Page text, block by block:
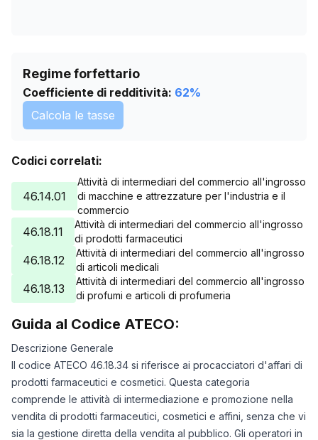
Regime forfettario
Coefficiente di redditività: 62%
Calcola le tasse
Codici correlati:
46.14.01
Attività di intermediari del commercio all'ingrosso
di macchine e attrezzature per l'industria e il
commercio
46.18.11
Attività di intermediari del commercio all'ingrosso
di prodotti farmaceutici
46.18.12
Attività di intermediari del commercio all'ingrosso
di articoli medicali
46.18.13
Attività di intermediari del commercio all'ingrosso
di profumi e articoli di profumeria
Guida al Codice ATECO:
Descrizione Generale
Il codice ATECO 46.18.34 si riferisce ai procacciatori d'affari di
prodotti farmaceutici e cosmetici. Questa categoria
comprende le attività di intermediazione e promozione nella
vendita di prodotti farmaceutici, cosmetici e affini, senza che vi
sia la gestione diretta della vendita al pubblico. Gli operatori in